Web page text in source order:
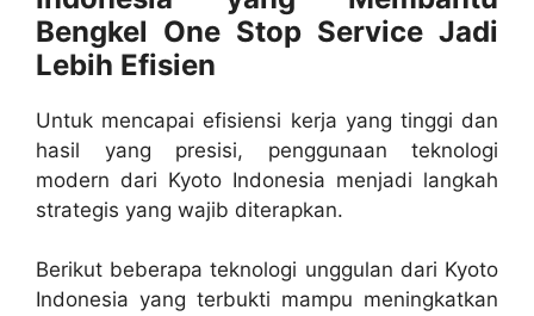
Bengkel One Stop Service Jadi
Lebih Efisien
Untuk mencapai efisiensi kerja yang tinggi dan
hasil yang presisi, penggunaan teknologi
modern dari Kyoto Indonesia menjadi langkah
strategis yang wajib diterapkan.
Berikut beberapa teknologi unggulan dari Kyoto
Indonesia yang terbukti mampu meningkatkan